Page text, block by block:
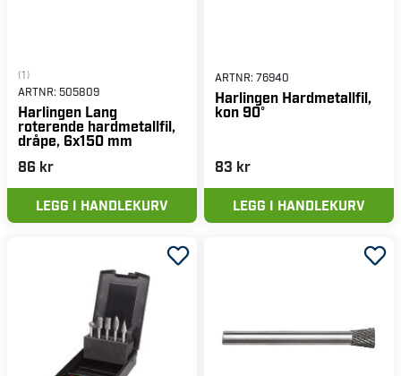
(1)
ARTNR: 505809
Harlingen Lang
roterende hardmetallfil,
dråpe, 6x150 mm
86 kr
LEGG I HANDLEKURV
ARTNR: 76940
Harlingen Hardmetallfil,
kon 90°
83 kr
LEGG I HANDLEKURV